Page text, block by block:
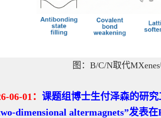
图：B/C/N取代
6-06-01 ： 课题组博士生付泽森的研
dimensional altermagnets”发表在